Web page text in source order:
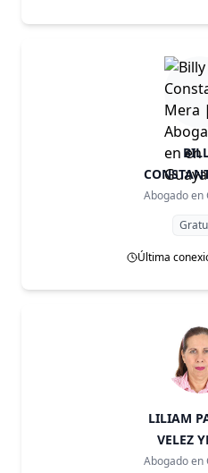
Abogado en
Última
LILIAM
VELEZ
Abogado en